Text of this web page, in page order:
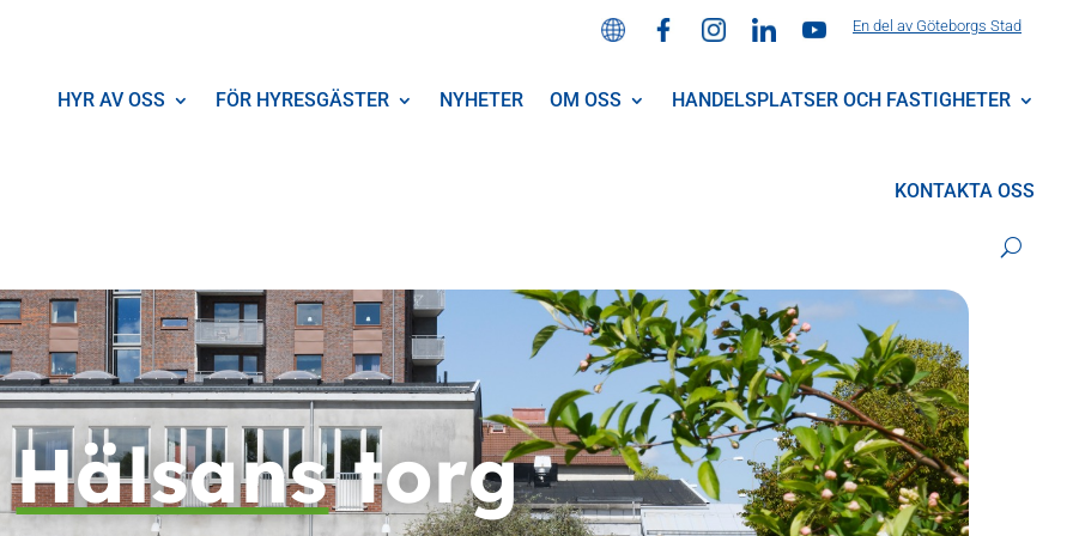
En del av Göteborgs Stad
HYR AV OSS FÖR HYRESGÄSTER NYHETER OM OSS HANDELSPLATSER OCH FASTIGHETER
KONTAKTA OSS
Hälsanstorg